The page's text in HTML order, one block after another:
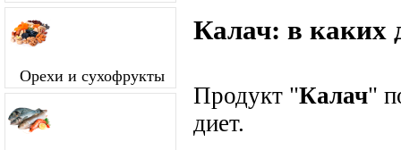
Орехи и сухофрукты
Калач: в каких
Продукт "Калач"
диет.